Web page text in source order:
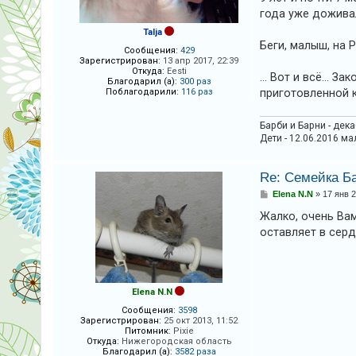
Talja
Сообщения: 429
Зарегистрирован: 13 апр 2017, 22:39
Откуда: Eesti
Благодарил (а): 300 раз
Поблагодарили: 116 раз
н
и
года уже
Беги, малыш, на
... Вот и всё...
приготовленной
Барби и Барни -
Дети - 12.06.2016
Elena N.N
Сообщения: 3598
Зарегистрирован: 25 окт 2013, 11:52
Питомник: Pixie
Откуда: Нижегородская область
Благодарил (а): 3582 раза
Re: Семейка
С
о
щ
Elena N.N» 17 янв
Жалко, очень
оставляет в